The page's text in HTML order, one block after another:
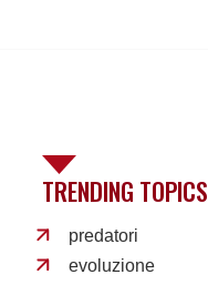
TRENDING TOPICS
predatori
evoluzione